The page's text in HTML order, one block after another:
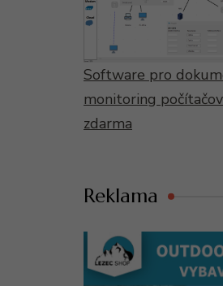
Software pro
monitoring
zdarma
Reklama